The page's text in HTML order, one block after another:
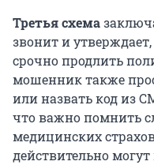
Третья схема
звонит и
срочно продлить
мошенник также
или назвать код из
что важно помнить
медицинских
действительно